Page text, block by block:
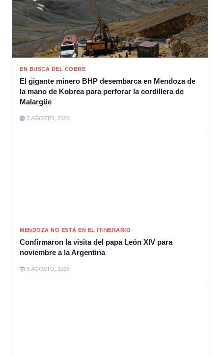
EN BUSCA DEL COBRE
El gigante minero BHP desembarca en Mendoza de
la mano de Kobrea para perforar la cordillera de
Malargüe
5 AGOSTO, 2026
MENDOZA NO ESTÁ EN EL ITINERARIO
Confirmaron la visita del papa León XIV para
noviembre a la Argentina
5 AGOSTO, 2026